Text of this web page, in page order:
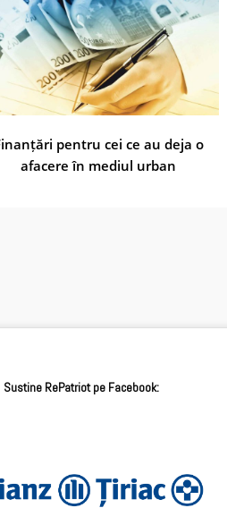
pentru cei ce au deja o
afacere în mediul urban
Sustine RePatriot pe Facebook: